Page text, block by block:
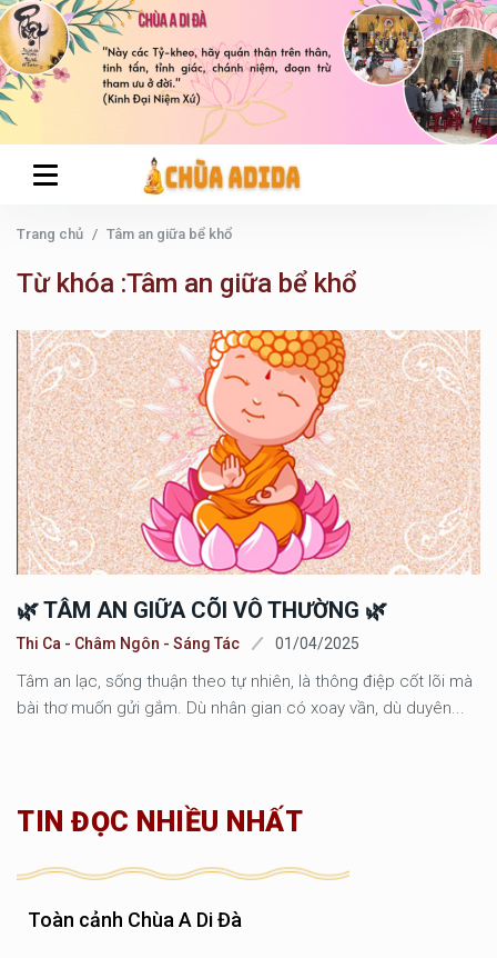
Trang chủ Tâm an giữa bể khổ
Từ khóa :Tâm an giữa bể khổ
🌿 TÂM AN GIỮA CÕI VÔ THƯỜNG 🌿
Thi Ca - Châm Ngôn - Sáng Tác 01/04/2025
Tâm an lạc, sống thuận theo tự nhiên, là thông điệp cốt lõi mà
bài thơ muốn gửi gắm. Dù nhân gian có xoay vần, dù duyên...
TIN ĐỌC NHIỀU NHẤT
Toàn cảnh Chùa A Di Đà